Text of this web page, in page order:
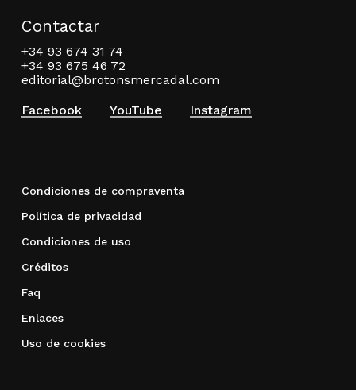
Contactar
+34 93 674 31 74
+34 93 675 46 72
editorial@brotonsmercadal.com
Facebook
YouTube Instagram
Condiciones de compraventa
Política de privacidad
Condiciones de uso
Créditos
Faq
Enlaces
Uso de cookies